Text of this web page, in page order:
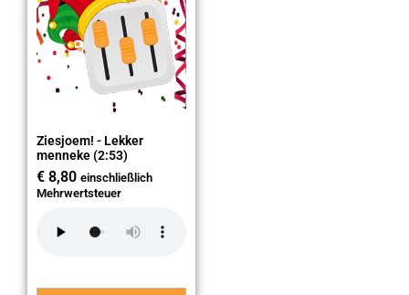
Ziesjoem! - Lekker
menneke (2:53)
€ 8,80 einschließlich
Mehrwertsteuer